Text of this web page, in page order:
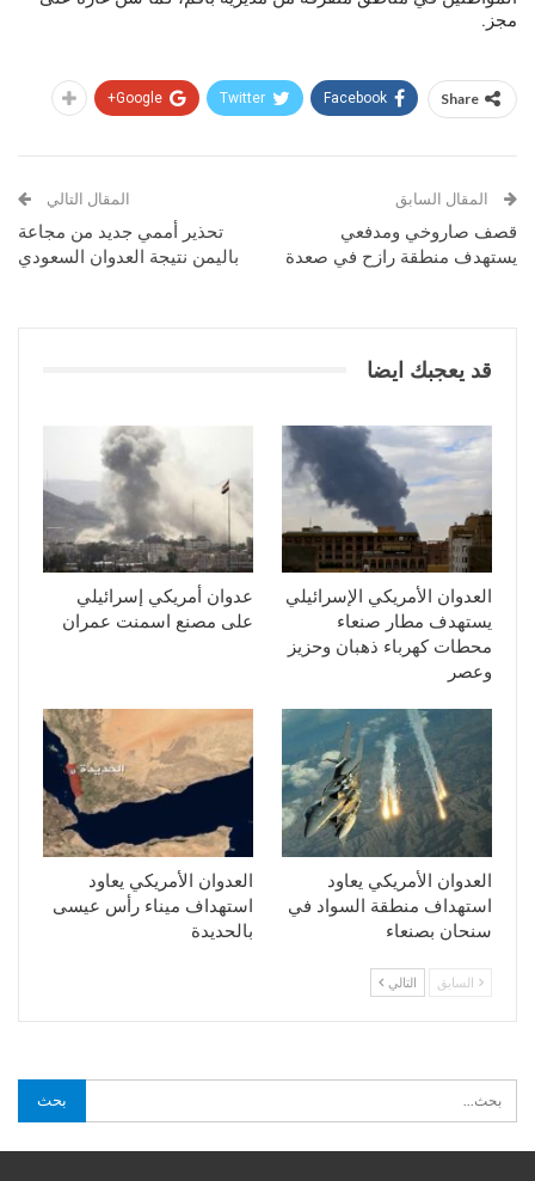
مجز.
Share
Facebook
Twitter
Google+
المقال السابق
قصف صاروخي ومدفعي
يستهدف منطقة رازح في صعدة
المقال التالي
تحذير أممي جديد من مجاعة
باليمن نتيجة العدوان السعودي
قد يعجبك ايضا
العدوان الأمريكي الإسرائيلي
يستهدف مطار صنعاء
محطات كهرباء ذهبان وحزيز
وعصر
عدوان أمريكي إسرائيلي
على مصنع اسمنت عمران
العدوان الأمريكي يعاود
استهداف منطقة السواد في
سنحان بصنعاء
العدوان الأمريكي يعاود
استهداف ميناء رأس عيسى
بالحديدة
السابق التالي